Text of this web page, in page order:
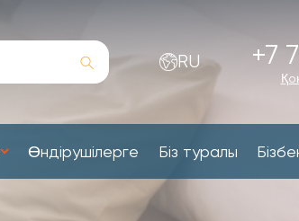
RU +7
Өндірушілерге Біз туралы